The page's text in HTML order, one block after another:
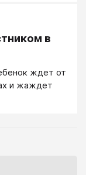
обидам.
к себе
прячутся
в
ждет от
и жаждет